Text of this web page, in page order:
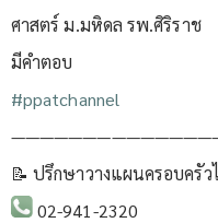
ศาสตร์ ม.มหิดล รพ.ศิริราช
มีคำตอบ
#ppatchannel​
📝 ปรึกษาวางแผนครอบครั
02-941-2320